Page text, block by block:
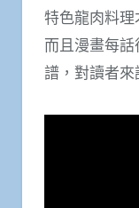
特色龍肉料
而且漫畫每
譜，對讀者